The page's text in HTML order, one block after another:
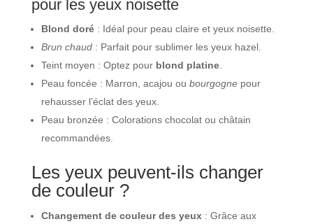
pour les yeux noisette
Blond doré: Idéal pour peau claire et yeux noisette.
Brun chaud: Parfait pour sublimer les yeux hazel.
Teint moyen : Optez pour blond platine.
Peau foncée : Marron, acajou ou bourgognepour
rehausser l’éclat des yeux.
Peau bronzée : Colorations chocolat ou châtain
recommandées.
Les yeux peuvent-ils changer
de couleur ?
Changement de couleur des yeux: Grâce aux